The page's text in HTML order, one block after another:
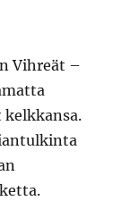
Vihreät –
kelkkansa.